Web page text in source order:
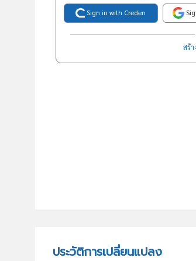
Sign in with Creden
สร้
ประวัติการเปลี่ยนแปลง